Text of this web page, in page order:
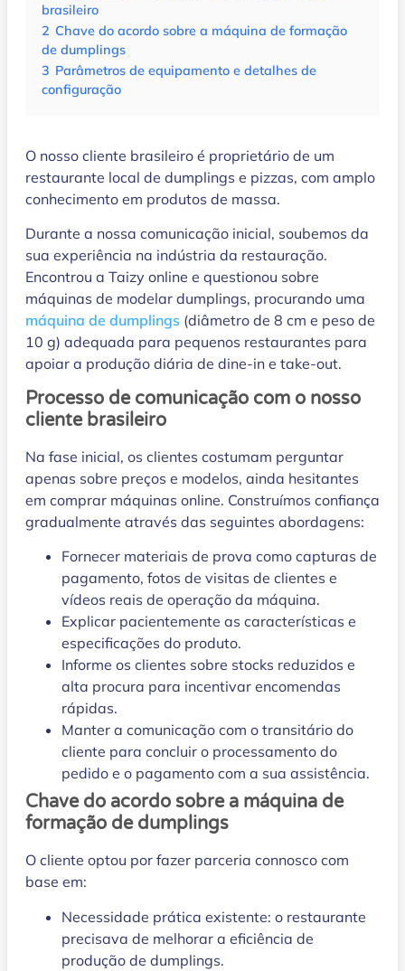
brasileiro
2 Chave do acordo sobre a máquina de formação
de dumplings
3 Parâmetros de equipamento e detalhes de
configuração
O nosso cliente brasileiro é proprietário de um
restaurante local de dumplings e pizzas, com amplo
conhecimento em produtos de massa.
Durante a nossa comunicação inicial, soubemos da
sua experiência na indústria da restauração.
Encontrou a Taizy online e questionou sobre
máquinas de modelar dumplings, procurando uma
máquina de dumplings (diâmetro de 8 cm e peso de
10 g) adequada para pequenos restaurantes para
apoiar a produção diária de dine-in e take-out.
Processo de comunicação com o nosso
cliente brasileiro
Na fase inicial, os clientes costumam perguntar
apenas sobre preços e modelos, ainda hesitantes
em comprar máquinas online. Construímos confiança
gradualmente através das seguintes abordagens:
Fornecer materiais de prova como capturas de
pagamento, fotos de visitas de clientes e
vídeos reais de operação da máquina.
Explicar pacientemente as características e
especificações do produto.
Informe os clientes sobre stocks reduzidos e
alta procura para incentivar encomendas
rápidas.
Manter a comunicação com o transitário do
cliente para concluir o processamento do
pedido e o pagamento com a sua assistência.
Chave do acordo sobre a máquina de
formação de dumplings
O cliente optou por fazer parceria connosco com
base em:
Necessidade prática existente: o restaurante
precisava de melhorar a eficiência de
produção de dumplings.